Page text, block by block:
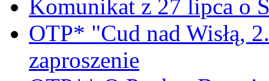
Komunikat z 27 lipca o
OTP* "Cud nad Wisłą,
zaproszenie